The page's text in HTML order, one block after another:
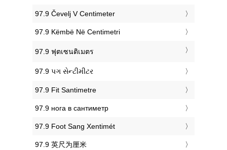
‎97.9 Čevelj V Centimeter
‎97.9 Këmbë Në Centimetri
‎97.9 ฟุตเซนติเมตร
‎97.9 પગ સેન્ટીમીટર
‎97.9 Fit Santimetre
‎97.9 нога в сантиметр
‎97.9 Foot Sang Xentimét
‎97.9 英尺为厘米